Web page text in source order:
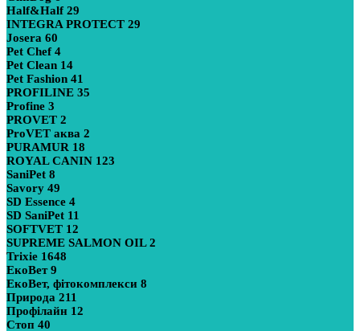
Half&Half 29
INTEGRA PROTECT 29
Josera 60
Pet Chef 4
Pet Clean 14
Pet Fashion 41
PROFILINE 35
Profine 3
PROVET 2
ProVET аква 2
PURAMUR 18
ROYAL CANIN 123
SaniPet 8
Savory 49
SD Essence 4
SD SaniPet 11
SOFTVET 12
SUPREME SALMON OIL2
Trixie 1648
ЕкоВет9
ЕкоВет, фітокомплекси 8
Природа 211
Профілайн 12
Стоп 40